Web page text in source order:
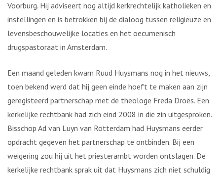
Voorburg. Hij adviseert nog altijd kerkrechtelijk katholieken en
instellingen en is betrokken bij de dialoog tussen religieuze en
levensbeschouwelijke locaties en het oecumenisch
drugspastoraat in Amsterdam.
Een maand geleden kwam Ruud Huysmans nog in het nieuws,
toen bekend werd dat hij geen einde hoeft te maken aan zijn
geregisteerd partnerschap met de theologe Freda Droës. Een
kerkelijke rechtbank had zich eind 2008 in die zin uitgesproken.
Bisschop Ad van Luyn van Rotterdam had Huysmans eerder
opdracht gegeven het partnerschap te ontbinden. Bij een
weigering zou hij uit het priesterambt worden ontslagen. De
kerkelijke rechtbank sprak uit dat Huysmans zich niet schuldig